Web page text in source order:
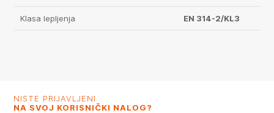
Klasa lepljenja EN 314-2/KL3
NISTE PRIJAVLJENI
NA SVOJ KORISNIČKI NALOG?